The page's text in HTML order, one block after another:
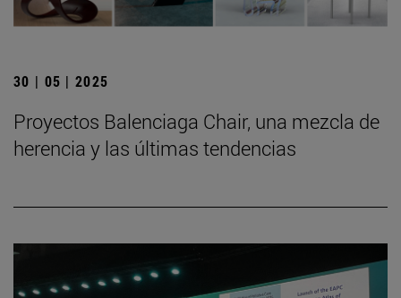
30 | 05 | 2025
Proyectos Balenciaga Chair, una mezcla de
herencia y las últimas tendencias